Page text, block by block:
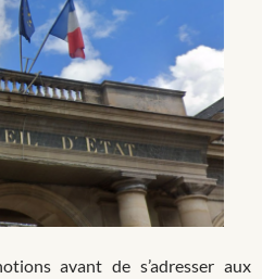
avant de s’adresser aux